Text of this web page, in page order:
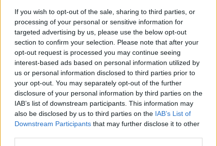
If you wish to opt-out of the sale, sharing to third parties, or
processing of your personal or sensitive information for
targeted advertising by us, please use the below opt-out
section to confirm your selection. Please note that after your
opt-out request is processed you may continue seeing
interest-based ads based on personal information utilized by
us or personal information disclosed to third parties prior to
your opt-out. You may separately opt-out of the further
disclosure of your personal information by third parties on the
IAB’s list of downstream participants. This information may
also be disclosed by us to third parties on the IAB’s List of
Downstream Participants that may further disclose it to other
El compromiso de Eugenio Nasarre
con Europa